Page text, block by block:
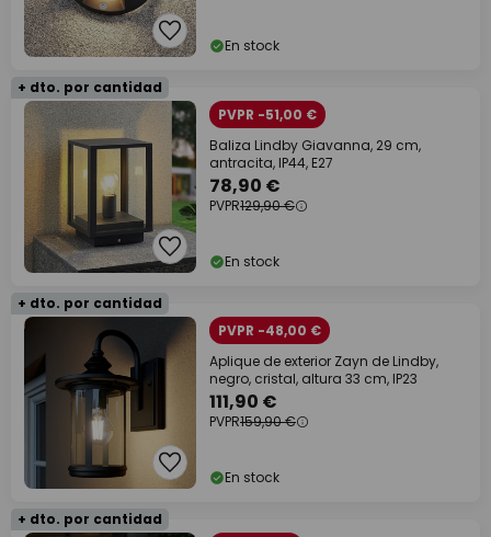
En stock
+ dto. por cantidad
PVPR -51,00 €
Baliza Lindby Giavanna, 29 cm,
antracita, IP44, E27
78,90 €
PVPR129,90 €
En stock
+ dto. por cantidad
PVPR -48,00 €
Aplique de exterior Zayn de Lindby,
negro, cristal, altura 33 cm, IP23
111,90 €
PVPR159,90 €
En stock
+ dto. por cantidad